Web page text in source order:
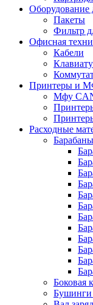
Оборудование
Пакеты
Фильтр
Офисная
Кабели
Принтеры и
Мфу
Расходные
Боковая
Бушинги